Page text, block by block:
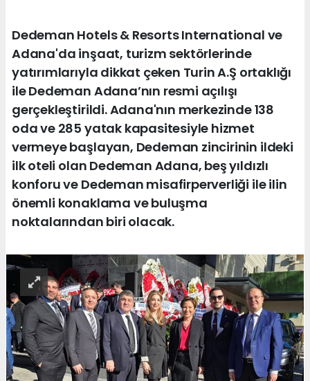
Dedeman Hotels & Resorts International ve
Adana'da inşaat, turizm sektörlerinde
yatırımlarıyla dikkat çeken Turin A.Ş ortaklığı
ile Dedeman Adana’nın resmi açılışı
gerçekleştirildi. Adana'nın merkezinde 138
oda ve 285 yatak kapasitesiyle hizmet
vermeye başlayan, Dedeman zincirinin ildeki
ilk oteli olan Dedeman Adana, beş yıldızlı
konforu ve Dedeman misafirperverliği ile ilin
önemli konaklama ve buluşma
noktalarından biri olacak.